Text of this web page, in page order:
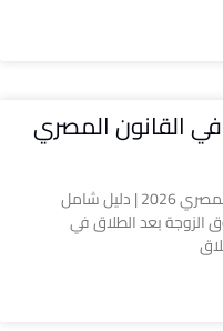
القانون المصري
حقوق الزوجة بعد الطلاق في القانون المصري 2026 | دليل شامل
الزوجة بعد الطلاق في